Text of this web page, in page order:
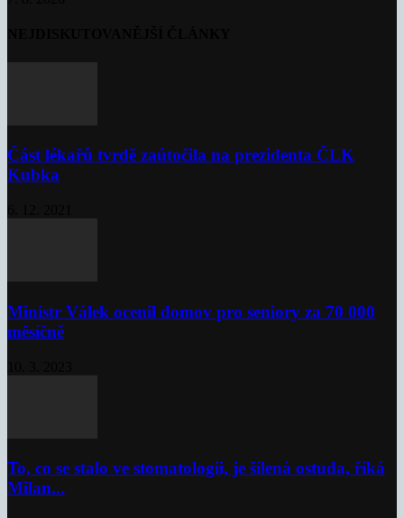
Část lékařů tvrdě zaútočila na prezidenta ČLK
Kubka
Ministr Válek ocenil domov pro seniory za 70 000
měsíčně
To, co se stalo ve stomatologii, je šílená ostuda, říká
Milan...